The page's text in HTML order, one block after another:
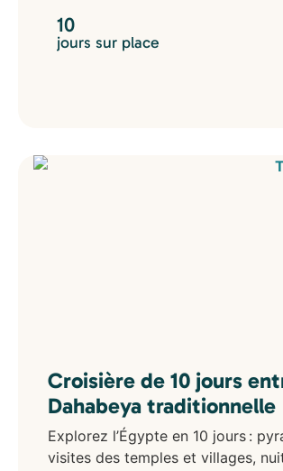
10
jours sur place
Croisière de 10 jours
Dahabeya traditionnelle
Explorez l’Égypte en 10 jours :
visites des temples et villages,